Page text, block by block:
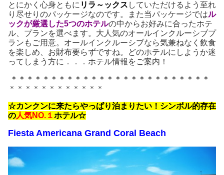
とにかく心身ともに リラ～ックス していただけるよう至れ
り尽せりのパッケージなのです。また当パッケージではル
ックが厳選した5つのホテルの中からお好みに合ったホテ
ル、プランを選べます。大人気のオールインクルーシブプ
ランもご用意。オールインクルーシブなら気兼ねなく飲食
を楽しめ、お財布要らずですね。どのホテルにしようか迷
ってしまう方に．．．ホテル情報をご案内！
＊＊＊＊＊＊＊＊＊＊＊＊＊＊＊＊＊＊＊＊＊＊＊＊＊
＊＊＊＊＊＊＊＊＊＊＊＊
☆カンクンに来たらやっぱり泊まりたい！シンボル的存在
の人気NO.１ホテル☆
Fiesta Americana Grand Coral Beach